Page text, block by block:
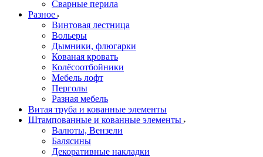
Сварные перила
Разное
Винтовая лестница
Вольеры
Дымники, флюгарки
Кованая кровать
Колёсоотбойники
Мебель лофт
Перголы
Разная мебель
Витая труба и кованные элементы
Штампованные и кованные элементы
Валюты, Вензели
Балясины
Декоративные накладки